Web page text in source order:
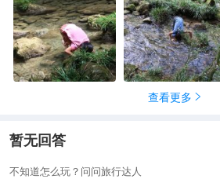
吃，因为鸡、鸭都是放养的，鸭子吃起
吃，还是柴火烧的饭菜，特别香。
查看更多 
暂无回答
不知道怎么玩？问问旅行达人